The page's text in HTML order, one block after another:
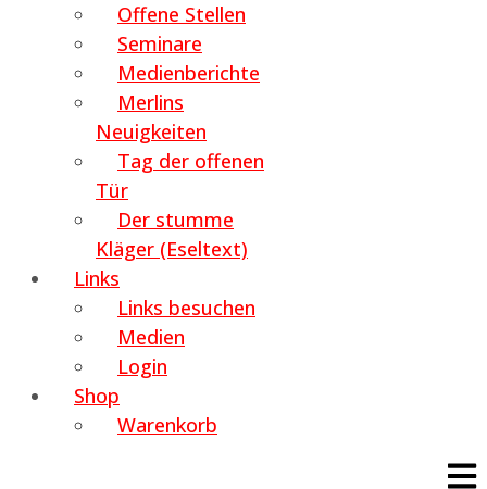
Offene Stellen
Seminare
Medienberichte
Merlins
Neuigkeiten
Tag der offenen
Tür
Der stumme
Kläger (Eseltext)
Links
Links besuchen
Medien
Login
Shop
Warenkorb